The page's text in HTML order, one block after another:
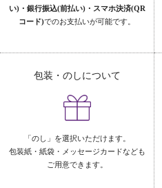
い)・銀行振込(前払い)・スマホ決済(QR
コード)でのお支払いが可能です。
包装・のしについて
「のし」を選択いただけます。
包装紙・紙袋・メッセージカードなども
ご用意できます。